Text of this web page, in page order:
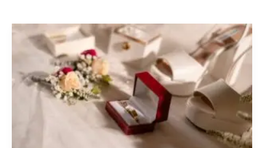
para
marcar
las
alianzas